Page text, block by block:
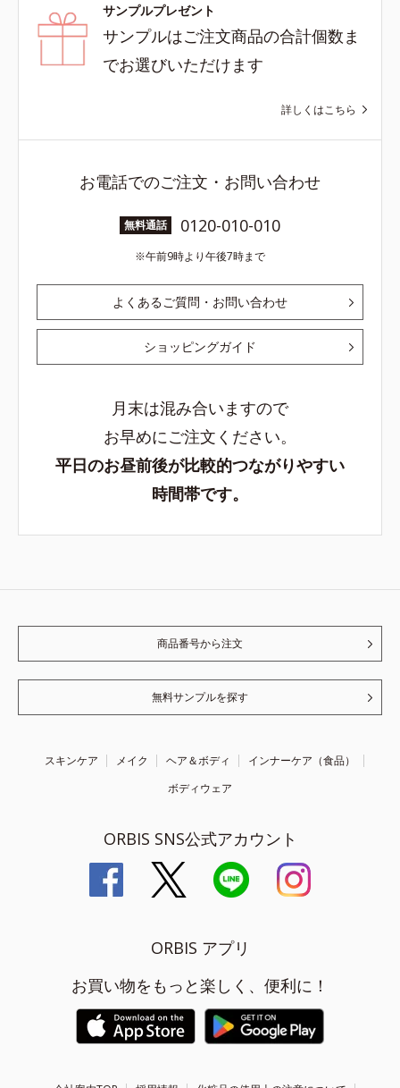
サンプルプレゼント
サンプルはご注文商品の合計個数ま
でお選びいただけます
詳しくはこちら
お電話でのご注文・お問い合わせ
無料通話 0120-010-010
午前9時より午後7時まで
よくあるご質問・お問い合わせ
ショッピングガイド
月末は混み合いますので
お早めにご注文ください。
平日のお昼前後が比較的つながりやすい
時間帯です。
商品番号から注文
無料サンプルを探す
スキンケア メイク ヘア＆ボディ
インナーケア（食品）
ボディウェア
ORBIS SNS公式アカウント
ORBIS アプリ
お買い物をもっと楽しく、便利に！